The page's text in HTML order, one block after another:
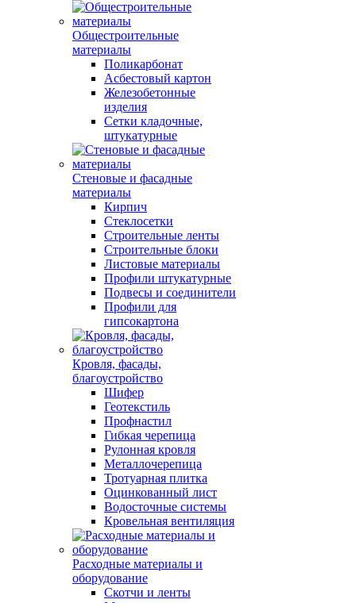
Общестроительные
материалы
Поликарбонат
Асбестовый картон
Железобетонные
изделия
Сетки кладочные,
штукатурные
Стеновые и фасадные
материалы
Кирпич
Стеклосетки
Строительные ленты
Строительные блоки
Листовые материалы
Профили штукатурные
Подвесы и соединители
Профили для
гипсокартона
Кровля, фасады,
благоустройство
Шифер
Геотекстиль
Профнастил
Гибкая черепица
Рулонная кровля
Металлочерепица
Тротуарная плитка
Оцинкованный лист
Водосточные системы
Кровельная вентиляция
Расходные материалы и
оборудование
Скотчи и ленты